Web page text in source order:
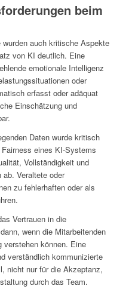
beim
auch kritische Aspekte
von KI deutlich. Eine
emotionale Intelligenz
oder
erfasst oder adäquat
Einschätzung und
Daten wurde kritisch
eines KI-Systems
Vollständigkeit und
ab. Veraltete oder
zu fehlerhaften oder als
Vertrauen in die
wenn die Mitarbeitenden
verstehen können. Eine
verständlich kommunizierte
nicht nur für die Akzeptanz,
durch das Team.